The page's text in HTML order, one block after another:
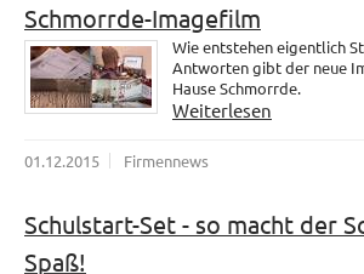
Schmorrde-Imagefilm
Wie entstehen eigentlich
Antworten gibt der neue
Hause Schmorrde.
Weiterlesen
01.12.2015 Firmennews
Schulstart-Set - so macht der
Spaß!